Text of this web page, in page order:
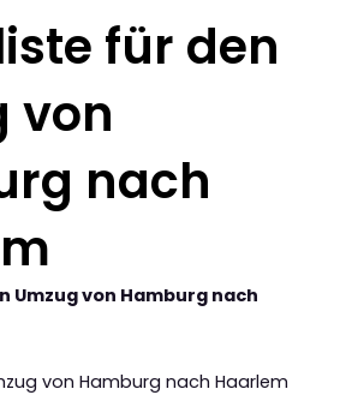
für den
von
nach
Umzug von Hamburg nach
von Hamburg nach Haarlem